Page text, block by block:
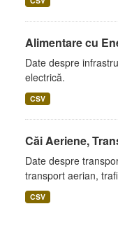
Alimentare cu
Date despre
electrică.
CSV
Căi Aeriene,
Date despre
transport aerian,
CSV